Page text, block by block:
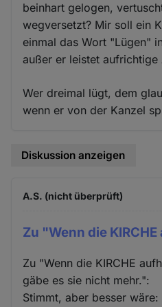
beinhart gelogen,
wegversetzt? Mir soll ein
einmal das Wort "Lügen"
außer er leistet aufrichtige
Wer dreimal lügt, dem
wenn er von der Kanzel
Diskussion anzeigen
A.S. (nicht überprüft)
Zu "Wenn die
Zu "Wenn die KIRCHE
gäbe es sie nicht mehr.":
Stimmt, aber besser wäre: